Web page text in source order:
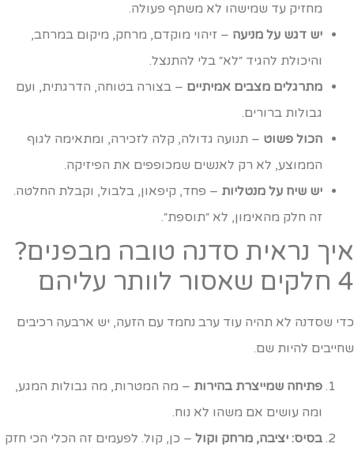
מחזיק עד שמישהו לא משתף פעולה.
יש דגש על מניעה– זיהוי מוקדם, מרחק, מיקום במרחב,
והיכולת להגיד ״לא״ בלי להתנצל.
מתרגלים מצבים אמיתיים– בצורה בטוחה, הדרגתית, ועם
גבולות ברורים.
הכול פשוט– תנועה גדולה, קלה לזכירה, ומתאימה לגוף
הממוצע, לא רק לאנשים שמכופפים את הפיזיקה.
יש שיח על מנטליות– פחד, קיפאון, בלבול, וקבלת החלטה.
זה חלק מהאימון, לא ״תוספת״.
נראית סדנה טובה מבפנים?
עליהם
שסדנה לא תהיה עוד ערב נחמד עם הזעה, יש ארבעה רכיבים
להיות שם.
פתיחה שמייצרת בהירות– מה המטרות, מה גבולות המגע,
ומה עושים אם משהו לא נוח.
בסיס: יציבה, מרחק וקול– כן, קול. לפעמים זה הכלי הכי חזק